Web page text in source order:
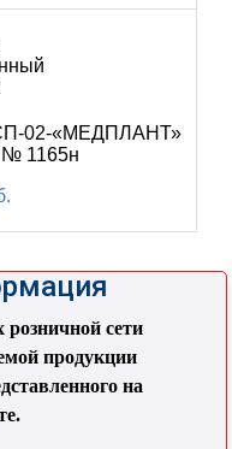
02-«МЕДПЛАНТ»
№ 1165н
сети
продукции
на